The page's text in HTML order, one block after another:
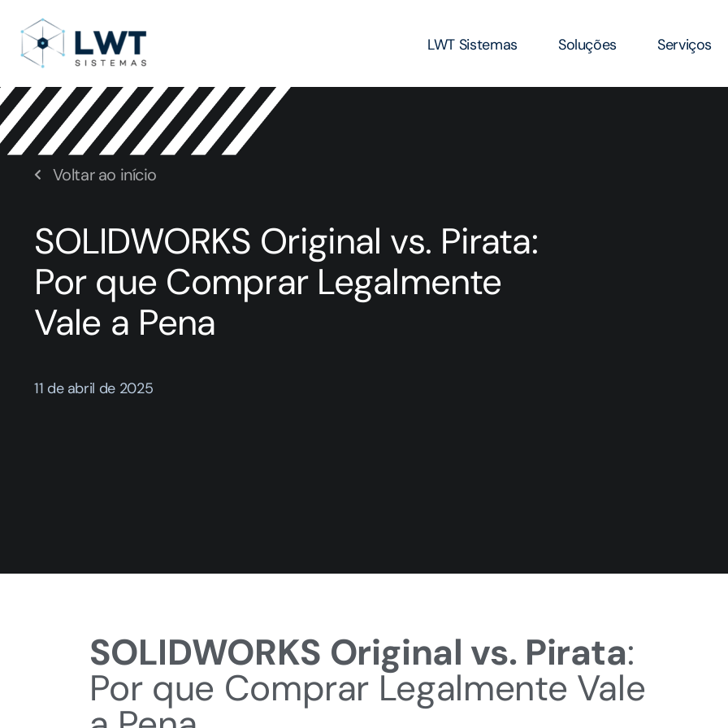
LWT Sistemas Soluções Serviços
Voltar ao início
SOLIDWORKS Original vs. Pirata:
Por que Comprar Legalmente
Vale a Pena
11 de abril de 2025
SOLIDWORKS Original vs. Pirata:
Por que Comprar Legalmente Vale